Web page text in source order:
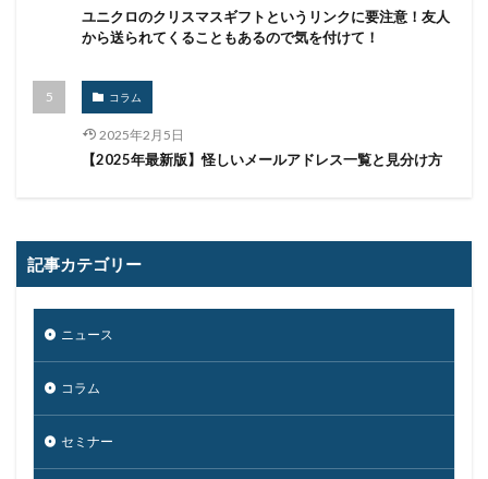
ユニクロのクリスマスギフトというリンクに要注意！友人
から送られてくることもあるので気を付けて！
コラム
2025年2月5日
【2025年最新版】怪しいメールアドレス一覧と見分け方
記事カテゴリー
ニュース
コラム
セミナー